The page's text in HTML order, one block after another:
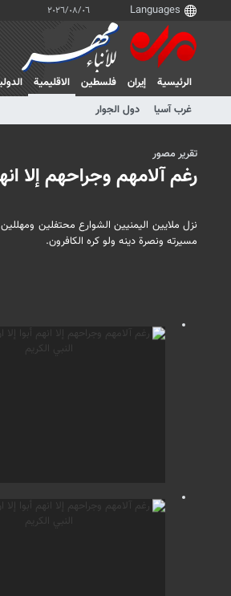
٠٦‏/٠٨‏/٢٠٢٦
الرئيسية إيران فلسطین
الاقلیمیة
غرب آسیا
دول الجوار
تقرير مصور
رغم آلامهم وجراحهم إلا
نزل ملايين اليمنيين الشوارع محتفلين
مسيرته ونصرة دينه ولو كره الكافرون.